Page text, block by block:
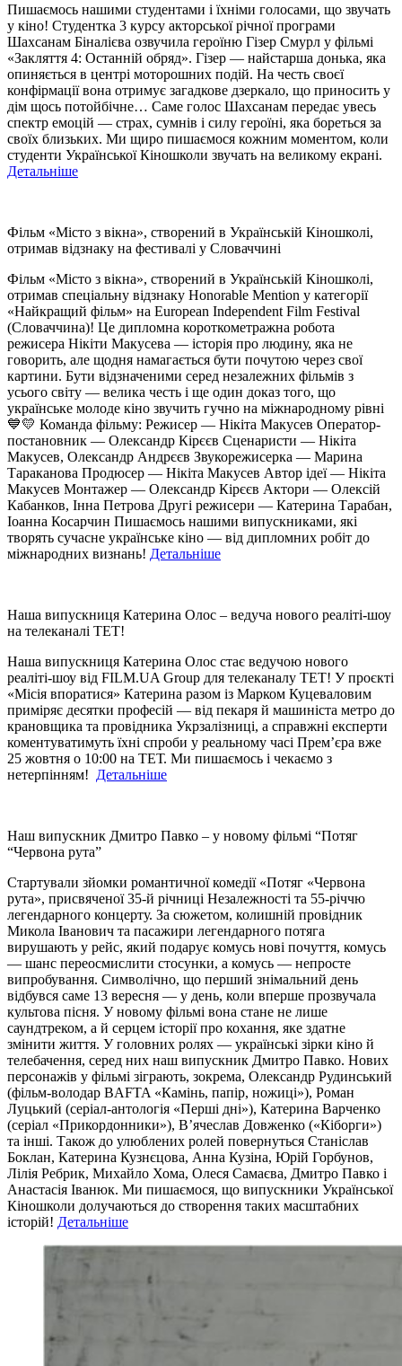
Пишаємось нашими студентами і їхніми голосами, що звучать
у кіно! Студентка 3 курсу акторської річної програми
Шахсанам Біналієва озвучила героїню Гізер Смурл у фільмі
«Закляття 4: Останній обряд». Гізер — найстарша донька, яка
опиняється в центрі моторошних подій. На честь своєї
конфірмації вона отримує загадкове дзеркало, що приносить у
дім щось потойбічне… Саме голос Шахсанам передає увесь
спектр емоцій — страх, сумнів і силу героїні, яка бореться за
своїх близьких. Ми щиро пишаємося кожним моментом, коли
студенти Української Кіношколи звучать на великому екрані.
Детальніше
Фільм «Місто з вікна», створений в Українській Кіношколі,
отримав відзнаку на фестивалі у Словаччині
Фільм «Місто з вікна», створений в Українській Кіношколі,
отримав спеціальну відзнаку Honorable Mention у категорії
«Найкращий фільм» на European Independent Film Festival
(Словаччина)! Це дипломна короткометражна робота
режисера Нікіти Макусева — історія про людину, яка не
говорить, але щодня намагається бути почутою через свої
картини. Бути відзначеними серед незалежних фільмів з
усього світу — велика честь і ще один доказ того, що
українське молоде кіно звучить гучно на міжнародному рівні
💙💛 Команда фільму: Режисер — Нікіта Макусев Оператор-
постановник — Олександр Кірєєв Сценаристи — Нікіта
Макусев, Олександр Андрєєв Звукорежисерка — Марина
Тараканова Продюсер — Нікіта Макусев Автор ідеї — Нікіта
Макусев Монтажер — Олександр Кірєєв Актори — Олексій
Кабанков, Інна Петрова Другі режисери — Катерина Тарабан,
Іоанна Косарчин Пишаємось нашими випускниками, які
творять сучасне українське кіно — від дипломних робіт до
міжнародних визнань! Детальніше
Наша випускниця Катерина Олос – ведуча нового реаліті-шоу
на телеканалі ТЕТ!
Наша випускниця Катерина Олос стає ведучою нового
реаліті-шоу від FILM.UA Group для телеканалу ТЕТ! У проєкті
«Місія впоратися» Катерина разом із Марком Куцеваловим
приміряє десятки професій — від пекаря й машиніста метро до
крановщика та провідника Укрзалізниці, а справжні експерти
коментуватимуть їхні спроби у реальному часі Прем’єра вже
25 жовтня о 10:00 на ТЕТ. Ми пишаємось і чекаємо з
нетерпінням! Детальніше
Наш випускник Дмитро Павко – у новому фільмі “Потяг
“Червона рута”
Стартували зйомки романтичної комедії «Потяг «Червона
рута», присвяченої 35-й річниці Незалежності та 55-річчю
легендарного концерту. За сюжетом, колишній провідник
Микола Іванович та пасажири легендарного потяга
вирушають у рейс, який подарує комусь нові почуття, комусь
— шанс переосмислити стосунки, а комусь — непросте
випробування. Символічно, що перший знімальний день
відбувся саме 13 вересня — у день, коли вперше прозвучала
культова пісня. У новому фільмі вона стане не лише
саундтреком, а й серцем історії про кохання, яке здатне
змінити життя. У головних ролях — українські зірки кіно й
телебачення, серед них наш випускник Дмитро Павко. Нових
персонажів у фільмі зіграють, зокрема, Олександр Рудинський
(фільм-володар BAFTA «Камінь, папір, ножиці»), Роман
Луцький (серіал-антологія «Перші дні»), Катерина Варченко
(серіал «Прикордонники»), В’ячеслав Довженко («Кіборги»)
та інші. Також до улюблених ролей повернуться Станіслав
Боклан, Катерина Кузнєцова, Анна Кузіна, Юрій Горбунов,
Лілія Ребрик, Михайло Хома, Олеся Самаєва, Дмитро Павко і
Анастасія Іванюк. Ми пишаємося, що випускники Української
Кіношколи долучаються до створення таких масштабних
історій! Детальніше